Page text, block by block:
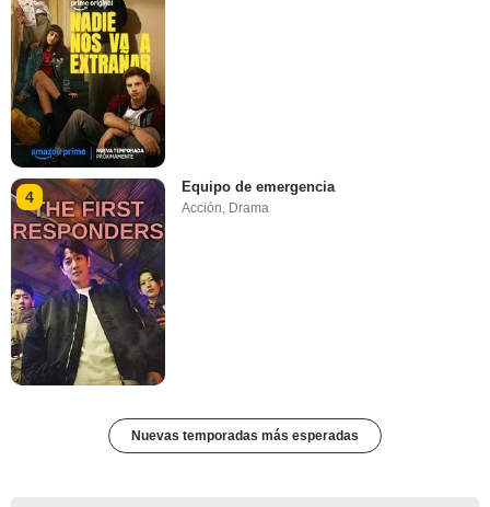
4
Equipo de emergencia
Acción, Drama
Nuevas temporadas más esperadas